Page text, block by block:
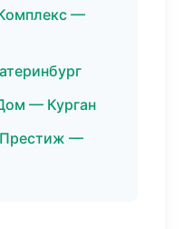
—
— Курган
Престиж —